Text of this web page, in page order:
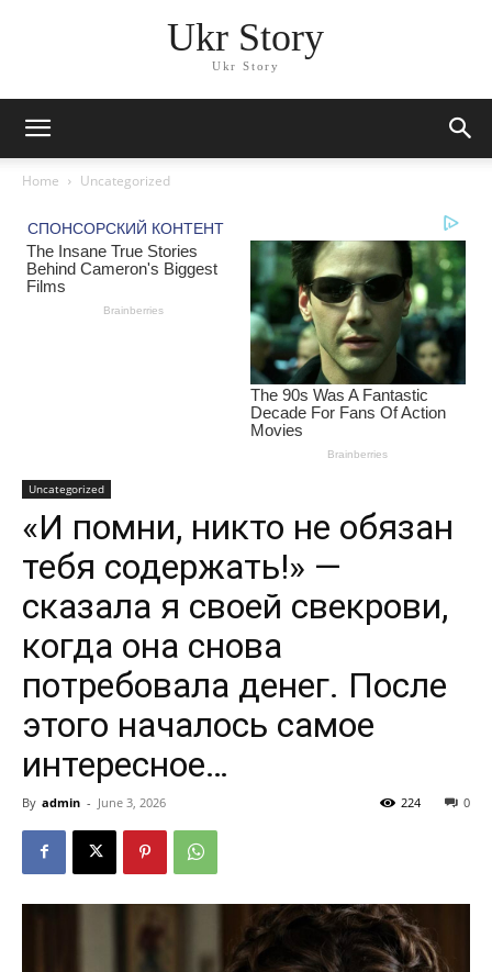
Ukr Story
Ukr Story
Home Uncategorized
Uncategorized
«И помни, никто не обязан
тебя содержать!» —
сказала я своей свекрови,
когда она снова
потребовала денег. После
этого началось самое
интересное…
By admin - June 3, 2026 0
224